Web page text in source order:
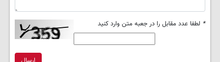
* لطفا عدد مقابل را در جعبه متن وارد کنید